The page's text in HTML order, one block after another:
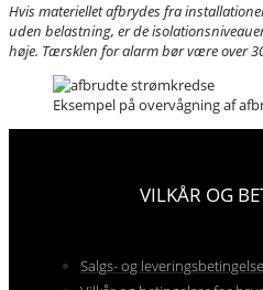
Hvis materiellet afbrydes fra
uden belastning, er de
høje. Tærsklen for alarm bør være over
Eksempel på overvågning af
VILKÅR OG
Salgs- og